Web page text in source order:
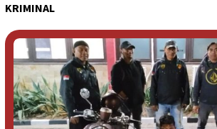
KRIMINAL